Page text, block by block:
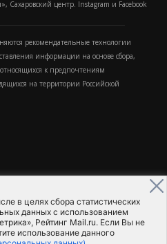
в целях сбора статистических
данных с использованием
Рейтинг Mail.ru. Если Вы не
использование данного
центр. Instagram и Facebook
рекомендательные технологии
информации на основе сбора,
к предпочтениям
на территории Российской
МедиаПоток